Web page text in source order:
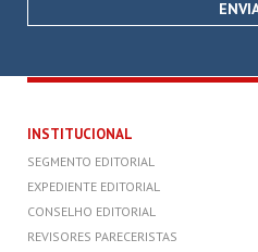
INSTITUCIONAL
SEGMENTO EDITORIAL
EXPEDIENTE EDITORIAL
CONSELHO EDITORIAL
REVISORES PARECERISTAS